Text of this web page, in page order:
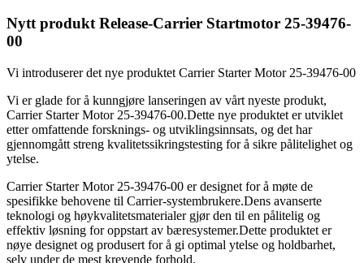
Nytt produkt Release-Carrier Startmotor 25-39476-
00
Vi introduserer det nye produktet Carrier Starter Motor 25-39476-00
Vi er glade for å kunngjøre lanseringen av vårt nyeste produkt,
Carrier Starter Motor 25-39476-00.Dette nye produktet er utviklet
etter omfattende forsknings- og utviklingsinnsats, og det har
gjennomgått streng kvalitetssikringstesting for å sikre pålitelighet og
ytelse.
Carrier Starter Motor 25-39476-00 er designet for å møte de
spesifikke behovene til Carrier-systembrukere.Dens avanserte
teknologi og høykvalitetsmaterialer gjør den til en pålitelig og
effektiv løsning for oppstart av bæresystemer.Dette produktet er
nøye designet og produsert for å gi optimal ytelse og holdbarhet,
selv under de mest krevende forhold.